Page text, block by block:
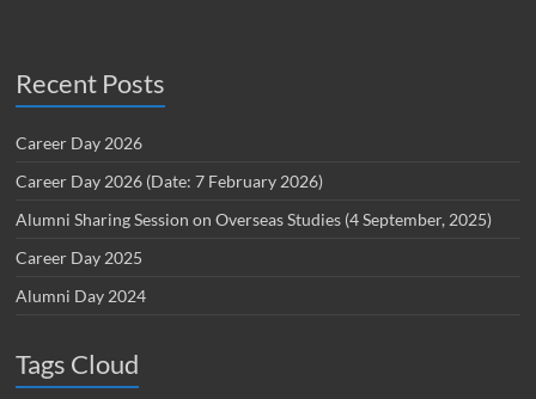
Recent Posts
Career Day 2026
Career Day 2026 (Date: 7 February 2026)
Alumni Sharing Session on Overseas Studies (4 September, 2025)
Career Day 2025
Alumni Day 2024
Tags Cloud